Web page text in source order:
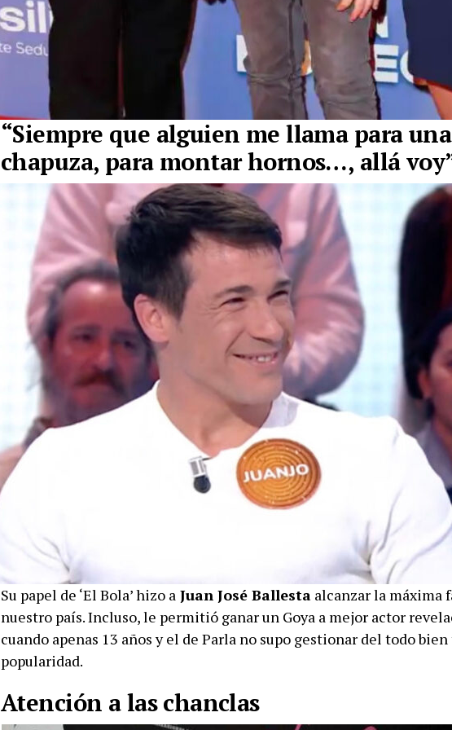
“Siempre que alguien me llama para una
chapuza, para montar hornos…, allá
Su papel de ‘El Bola’ hizo a Juan José Ballesta alcanzar la máxima
nuestro país. Incluso, le permitió ganar un Goya a mejor actor
cuando apenas 13 años y el de Parla no supo gestionar del todo
popularidad.
Atención a las chanclas